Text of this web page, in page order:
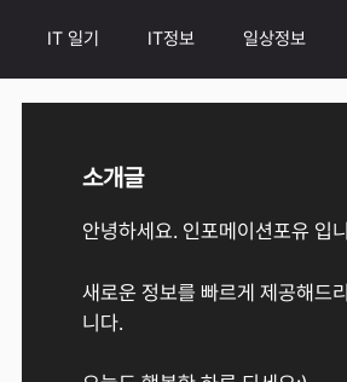
IT 일기 IT정보 일상정보
소개글
안녕하세요. 인포메이션포유 입
새로운 정보를 빠르게 제공해드
니다.